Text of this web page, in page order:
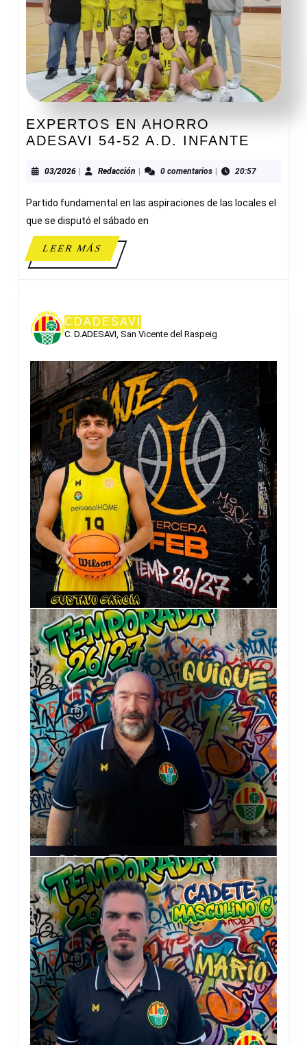
EXPERTOS EN AHORRO
ADESAVI 54-52 A.D. INFANTE
54-
03/202603/2026
| Redacción Redacción
| 0 comentarios | 20:57
Partido fundamental en las aspiraciones de las locales el
que se disputó el sábado en
LEER MÁSLEER
MÁS
CDADESAVI
C. D.ADESAVI, San Vicente del Raspeig